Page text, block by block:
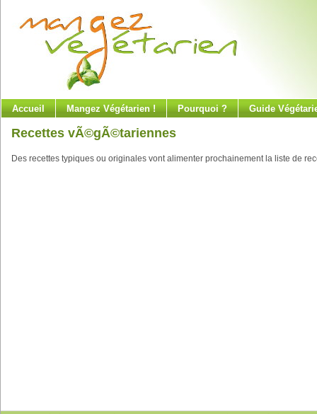
Accueil Mangez Végétarien ! Pourquoi ? Guide
Recettes vÃ©gÃ©tariennes
Des recettes typiques ou originales vont alimenter prochainement la liste de